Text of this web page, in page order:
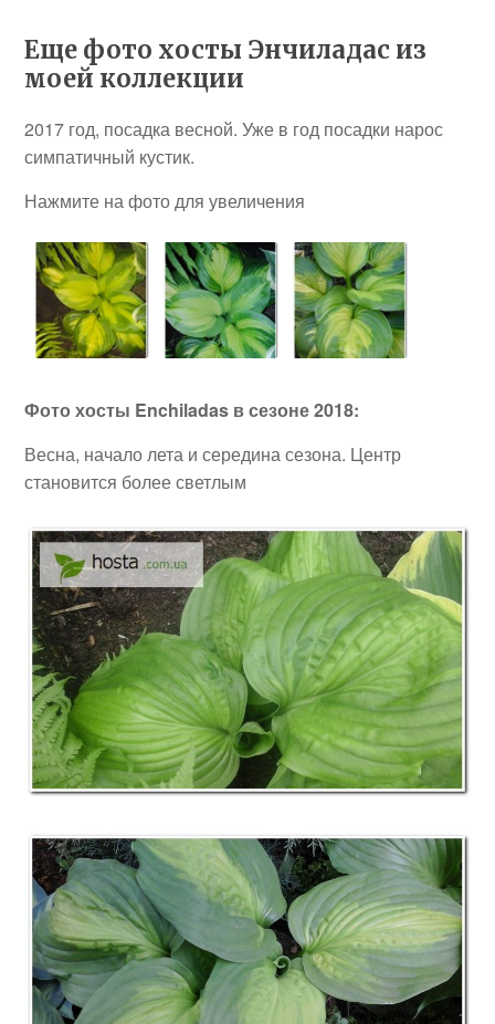
Еще фото хосты Энчиладас из
моей коллекции
2017 год, посадка весной. Уже в год посадки нарос
симпатичный кустик.
Нажмите на фото для увеличения
Фото хосты Enchiladas в сезоне 2018:
Весна, начало лета и середина сезона. Центр
становится более светлым